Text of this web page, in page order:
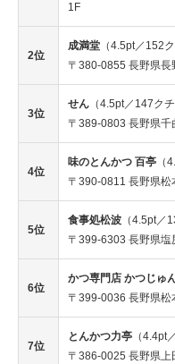
1F
2位
成満堂 （4.5pt／152
〒380-0855 長野県長
3位
せん （4.5pt／147クチ
〒389-0803 長野県千
4位
味のとんかつ 百亭 （
〒390-0811 長野県松
5位
食事処松波 （4.5pt／
〒399-6303 長野県塩
6位
かつ専門店 かつじゅ
〒399-0036 長野県松
7位
とんかつ力亭 （4.4pt
〒386-0025 長野県上